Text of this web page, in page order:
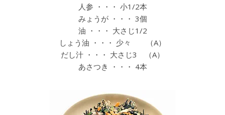
人参 ・・・ 小1/2本
みょうが ・・・ 3個
油 ・・・ 大さじ1/2
しょう油 ・・・ 少々 （A）
だし汁 ・・・ 大さじ3 （A）
あさつき ・・・ 4本